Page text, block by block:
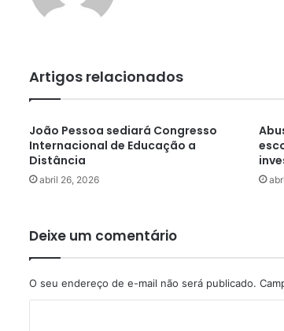
Artigos relacionados
João Pessoa sediará Congresso
Internacional de Educação a
Distância
abril 26, 2026
Deixe um comentário
O seu endereço de e-mail não será publicado.